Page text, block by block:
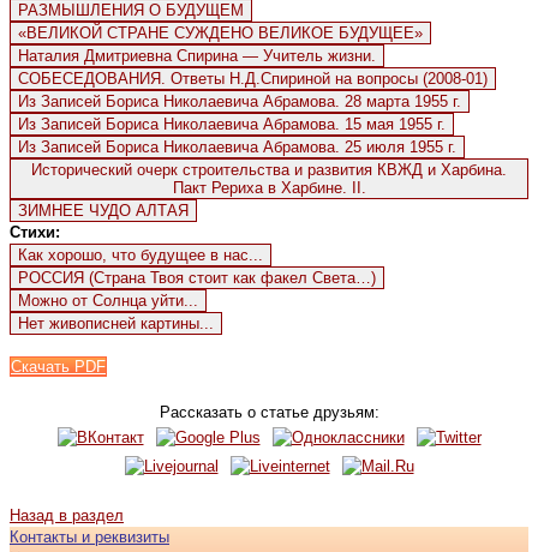
РАЗМЫШЛЕНИЯ О БУДУЩЕМ
«ВЕЛИКОЙ СТРАНЕ СУЖДЕНО ВЕЛИКОЕ БУДУЩЕЕ»
Наталия Дмитриевна Спирина — Учитель жизни.
СОБЕСЕДОВАНИЯ. Ответы Н.Д.Спириной на вопросы (2008-01)
Из Записей Бориса Николаевича Абрамова. 28 марта 1955 г.
Из Записей Бориса Николаевича Абрамова. 15 мая 1955 г.
Из Записей Бориса Николаевича Абрамова. 25 июля 1955 г.
Исторический очерк строительства и развития КВЖД и Харбина.
Пакт Рериха в Харбине. II.
ЗИМНЕЕ ЧУДО АЛТАЯ
Стихи:
Как хорошо, что будущее в нас...
РОССИЯ (Страна Твоя стоит как факел Света…)
Можно от Солнца уйти...
Нет живописней картины...
Скачать PDF
Рассказать о статье друзьям:
Назад в раздел
Контакты и реквизиты